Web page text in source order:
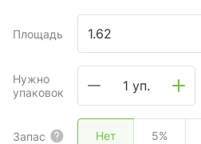
Площадь
Нужно
упаковок
1 уп.
Запас Нет 5%